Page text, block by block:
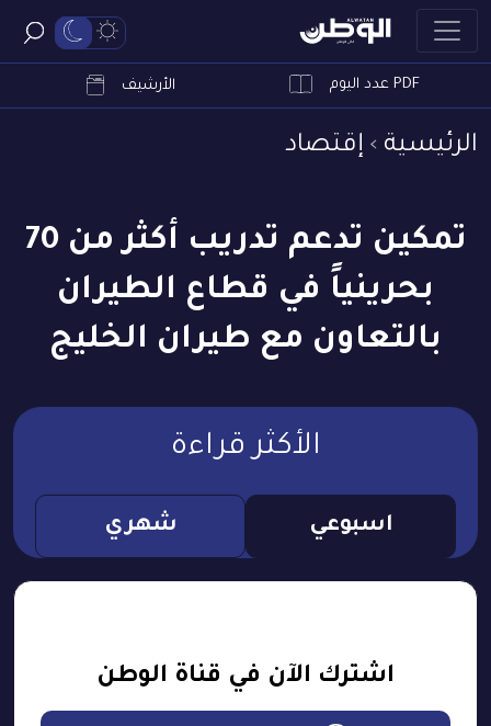
PDF عدد اليوم الأرشيف
الرئيسية إقتصاد
تمكين تدعم تدريب أكثر من 70
بحرينياً في قطاع الطيران
بالتعاون مع طيران الخليج
الأكثر قراءة
اسبوعي شهري
اشترك الآن في قناة الوطن